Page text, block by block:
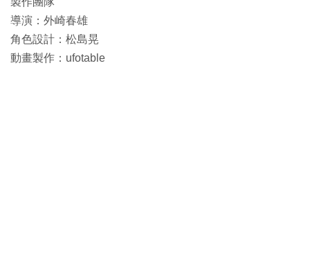
導演：外崎春雄
角色設計：松島晃
動畫製作：ufotable